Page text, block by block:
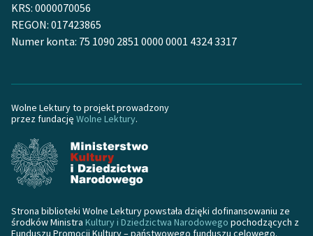
lektur szkolnych oraz
Starego Testamentu
Szkoła Poezji Wolnych
O nas
Kontakt
O projekcie
Zespół
KRS: 0000070056
REGON: 017423865
Numer konta: 75 1090 2851 0000 0001 4324 3317
Wolne Lektury to projekt prowadzony
przez fundację Wolne Lektury.
Strona biblioteki Wolne Lektury powstała dzięki dofinansowaniu ze
środków Ministra Kultury i Dziedzictwa Narodowego pochodzących z
Funduszu Promocji Kultury – państwowego funduszu celowego.